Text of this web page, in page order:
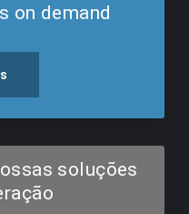
on demand
soluções